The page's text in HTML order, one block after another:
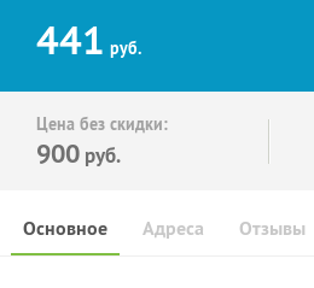
441 руб.
Цена без скидки:
900 руб.
Основное Отзывы
Адреса